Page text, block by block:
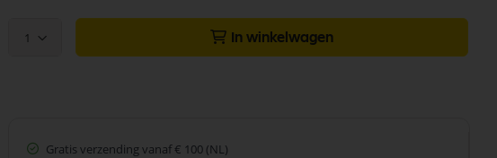
1 In winkelwagen
Gratis verzending vanaf € 100 (NL)